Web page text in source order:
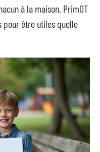
à la maison. PrimOT
pour être utiles quelle